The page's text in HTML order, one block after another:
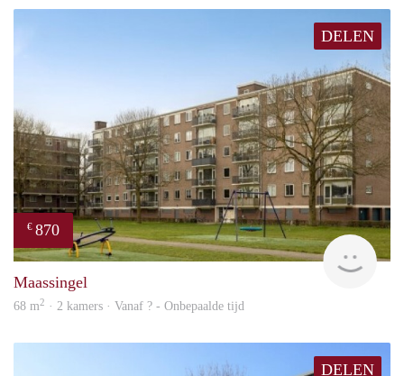
DELEN
€ 870
Maassingel
68 m2 · 2 kamers · Vanaf ? - Onbepaalde tijd
DELEN